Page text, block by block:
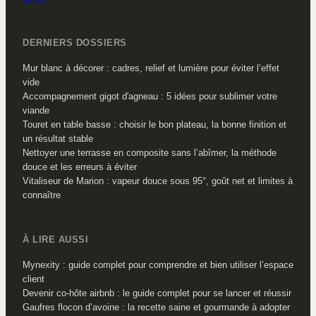
DERNIERS DOSSIERS
Mur blanc à décorer : cadres, relief et lumière pour éviter l’effet
vide
Accompagnement gigot d'agneau : 5 idées pour sublimer votre
viande
Touret en table basse : choisir le bon plateau, la bonne finition et
un résultat stable
Nettoyer une terrasse en composite sans l’abîmer, la méthode
douce et les erreurs à éviter
Vitaliseur de Marion : vapeur douce sous 95°, goût net et limites à
connaître
À LIRE AUSSI
Mynexity : guide complet pour comprendre et bien utiliser l’espace
client
Devenir co-hôte airbnb : le guide complet pour se lancer et réussir
Gaufres flocon d’avoine : la recette saine et gourmande à adopter